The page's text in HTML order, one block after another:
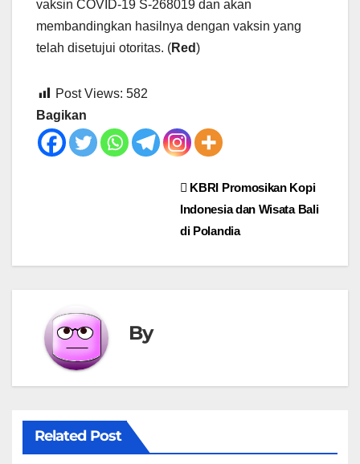
vaksin COVID-19 S-268019 dan akan
membandingkan hasilnya dengan vaksin yang
telah disetujui otoritas. (Red)
Post Views: 582
Bagikan
KBRI Promosikan Kopi
Indonesia dan Wisata Bali
di Polandia
By
Related Post